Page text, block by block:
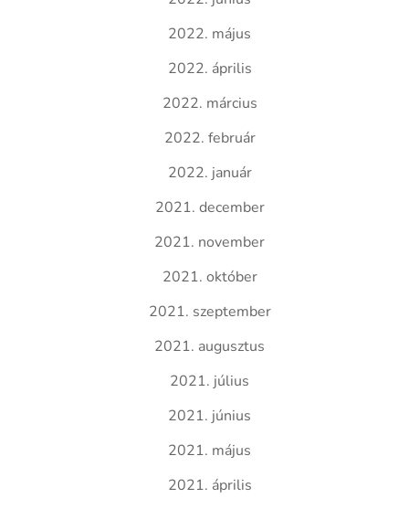
2022. május
2022. április
2022. március
2022. február
2022. január
2021. december
2021. november
2021. október
2021. szeptember
2021. augusztus
2021. július
2021. június
2021. május
2021. április